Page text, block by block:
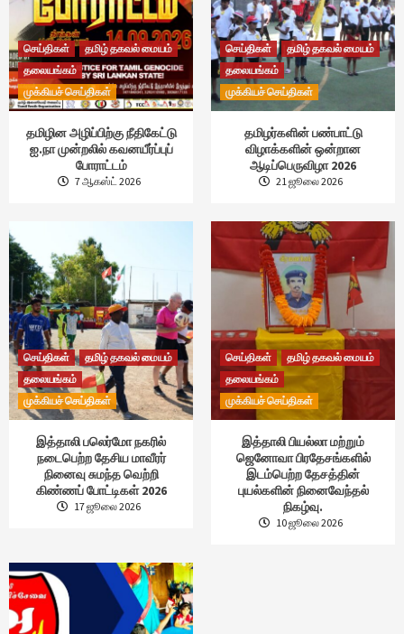
செய்திகள்
தமிழ் தகவல் மையம்
தலையங்கம்
முக்கியச் செய்திகள்
தமிழின அழிப்பிற்கு நீதிகேட்டு
ஐ.நா முன்றலில் கவனயீர்ப்புப்
போராட்டம்
7 ஆகஸ்ட் 2026
செய்திகள்
தமிழ் தகவல் மையம்
தலையங்கம்
முக்கியச் செய்திகள்
தமிழர்களின் பண்பாட்டு
விழாக்களின் ஒன்றான
ஆடிப்பெருவிழா 2026
21 ஜூலை 2026
செய்திகள்
தமிழ் தகவல் மையம்
தலையங்கம்
முக்கியச் செய்திகள்
இத்தாலி பலெர்மோ நகரில்
நடைபெற்ற தேசிய மாவீரர்
நினைவு சுமந்த வெற்றி
கிண்ணப் போட்டிகள் 2026
17 ஜூலை 2026
செய்திகள்
தமிழ் தகவல் மையம்
தலையங்கம்
முக்கியச் செய்திகள்
இத்தாலி பியல்லா மற்றும்
ஜெனோவா பிரதேசங்களில்
இடம்பெற்ற தேசத்தின்
புயல்களின் நினைவேந்தல்
நிகழ்வு.
10 ஜூலை 2026